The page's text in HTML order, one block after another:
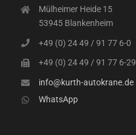
Mülheimer Heide 15
53945 Blankenheim
+49 (0) 24 49 / 91 77 6-0
+49 (0) 24 49 / 91 77 6-29
info@kurth-autokrane.de
WhatsApp